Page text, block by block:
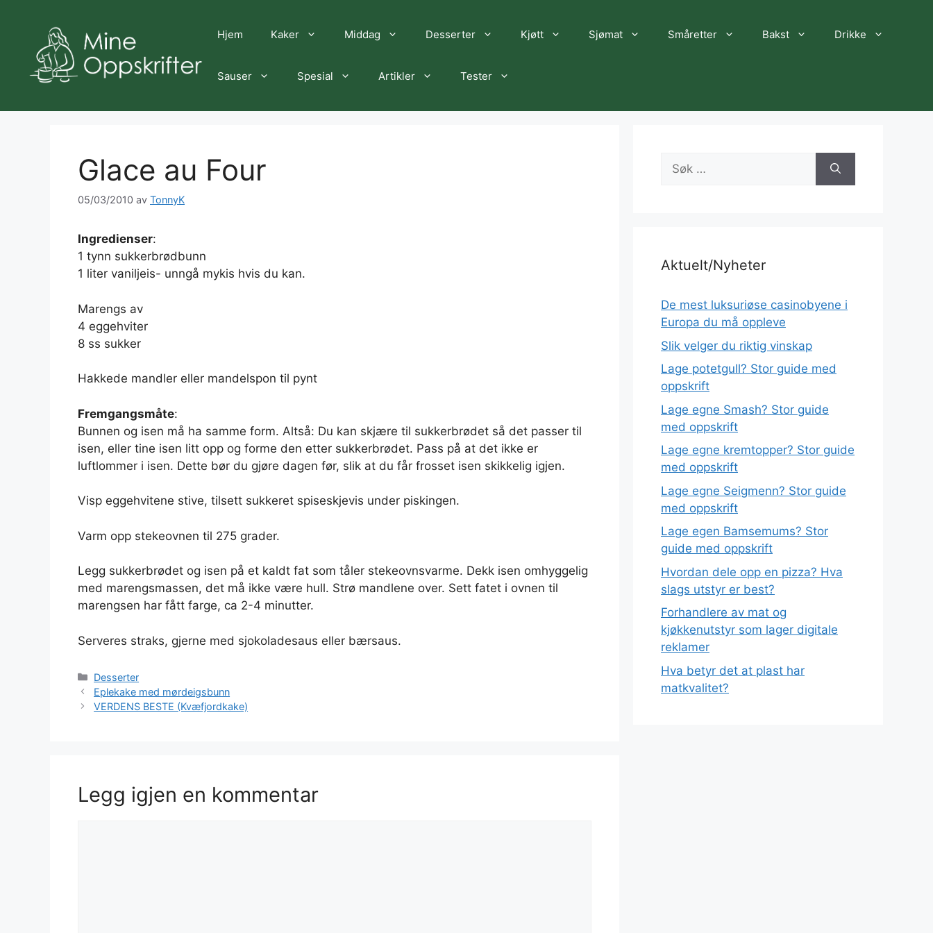
Hjem Kaker Middag Desserter Kjøtt Sjømat Småretter Bakst Drikke
Sauser Spesial Artikler Tester
Glace au Four
05/03/2010 av TonnyK
Ingredienser:
1 tynn sukkerbrødbunn
1 liter vaniljeis- unngå mykis hvis du kan.
Marengs av
4 eggehviter
8 ss sukker
Hakkede mandler eller mandelspon til pynt
Fremgangsmåte:
Bunnen og isen må ha samme form. Altså: Du kan skjære til sukkerbrødet så det passer til
isen, eller tine isen litt opp og forme den etter sukkerbrødet. Pass på at det ikke er
luftlommer i isen. Dette bør du gjøre dagen før, slik at du får frosset isen skikkelig igjen.
Visp eggehvitene stive, tilsett sukkeret spiseskjevis under piskingen.
Varm opp stekeovnen til 275 grader.
Legg sukkerbrødet og isen på et kaldt fat som tåler stekeovnsvarme. Dekk isen omhyggelig
med marengsmassen, det må ikke være hull. Strø mandlene over. Sett fatet i ovnen til
marengsen har fått farge, ca 2-4 minutter.
Serveres straks, gjerne med sjokoladesaus eller bærsaus.
Kategorier
Desserter
Eplekake med mørdeigsbunn
VERDENS BESTE (Kvæfjordkake)
Legg igjen en kommentar
Søk
etter:
Aktuelt/Nyheter
De mest luksuriøse casinobyene i
Europa du må oppleve
Slik velger du riktig vinskap
Lage potetgull? Stor guide med
oppskrift
Lage egne Smash? Stor guide
med oppskrift
Lage egne kremtopper? Stor guide
med oppskrift
Lage egne Seigmenn? Stor guide
med oppskrift
Lage egen Bamsemums? Stor
guide med oppskrift
Hvordan dele opp en pizza? Hva
slags utstyr er best?
Forhandlere av mat og
kjøkkenutstyr som lager digitale
reklamer
Hva betyr det at plast har
matkvalitet?